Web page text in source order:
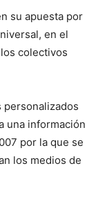
su apuesta por
en el
colectivos
una información
por la que se
los medios de